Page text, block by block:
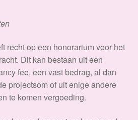
recht op een honorarium voor het
Dit kan bestaan uit een
fee, een vast bedrag, al dan
projectsom of uit enige andere
te komen vergoeding.